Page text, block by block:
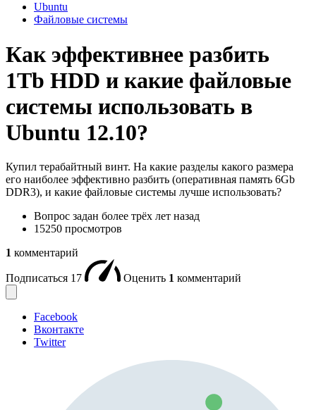
Ubuntu
Файловые системы
Как эффективнее разбить
1Tb HDD и какие файловые
системы использовать в
Ubuntu 12.10?
Купил терабайтный винт. На какие разделы какого размера
его наиболее эффективно разбить (оперативная память 6Gb
DDR3), и какие файловые системы лучше использовать?
Вопрос задан более трёх лет назад
15250 просмотров
1 комментарий
Подписаться 17 Оценить 1 комментарий
Facebook
Вконтакте
Twitter